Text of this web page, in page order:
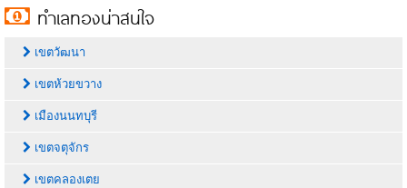
ทำเลทองน่าสนใจ
เขตวัฒนา
เขตห้วยขวาง
เมืองนนทบุรี
เขตจตุจักร
เขตคลองเตย